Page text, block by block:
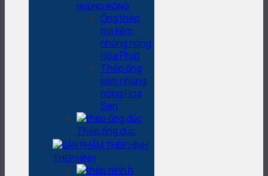
NHÚNG NÓNG
Ống thép
mạ kẽm
nhúng nóng
Hòa Phát
Thép ống
kẽm nhúng
nóng Hoa
Sen
Thép ống đúc
THÉP HÌNH